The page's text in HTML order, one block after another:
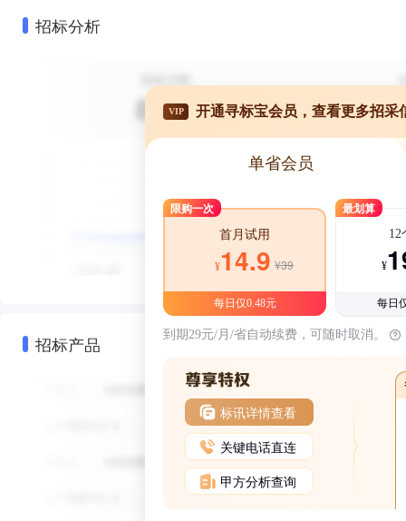
招标分析
招标产品
VIP 开通寻标宝会员，查看更多招采
单省会员
限购一次
首月试用
¥14.9 ¥39
每日仅0.48元
最划算
12
¥
每日
到期29元/月/省自动续费，可随时取消。
标讯详情查看
关键电话直连
甲方分析查询